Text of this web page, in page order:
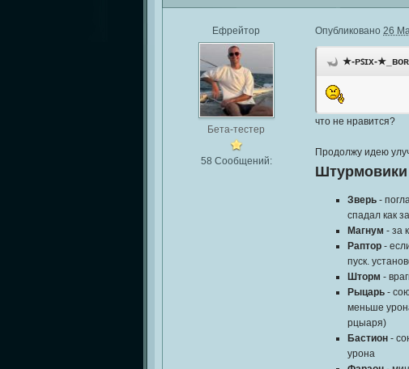
Ефрейтор
Бета-тестер
58 Сообщений:
Опубликовано 26
★-ᴘꜱɪx-
что не нравится?
Продолжу идею
Штурмовики
Зверь -
спадал как
Магнум - за
Раптор -
пуск.
Шторм -
Рыцарь -
меньше
рцыаря)
Бастион -
урона